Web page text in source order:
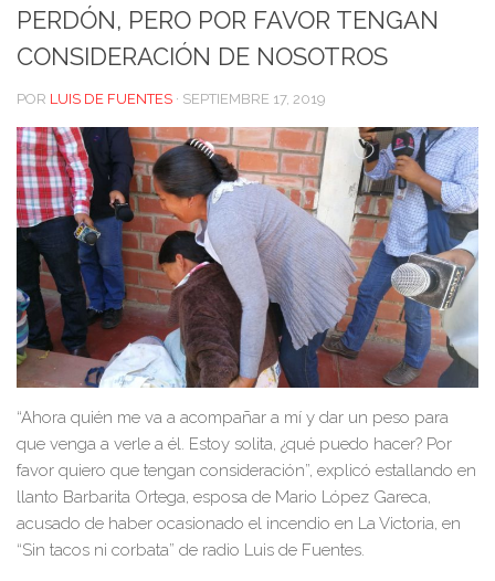
PERDÓN, PERO POR FAVOR TENGAN
CONSIDERACIÓN DE NOSOTROS
POR LUIS DE FUENTES · SEPTIEMBRE 17, 2019
“Ahora quién me va a acompañar a mí y dar un peso para
que venga a verle a él. Estoy solita, ¿qué puedo hacer? Por
favor quiero que tengan consideración”, explicó estallando en
llanto Barbarita Ortega, esposa de Mario López Gareca,
acusado de haber ocasionado el incendio en La Victoria, en
“Sin tacos ni corbata” de radio Luis de Fuentes.